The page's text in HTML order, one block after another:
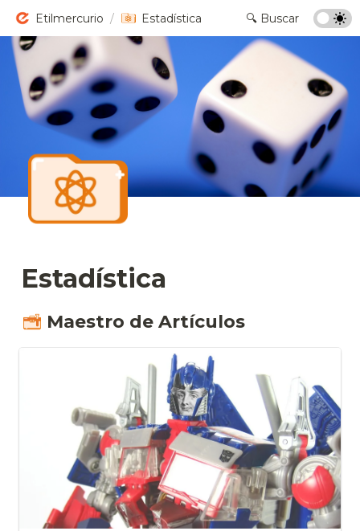
Etilmercurio / Estadística
Estadística
Maestro de Artículos